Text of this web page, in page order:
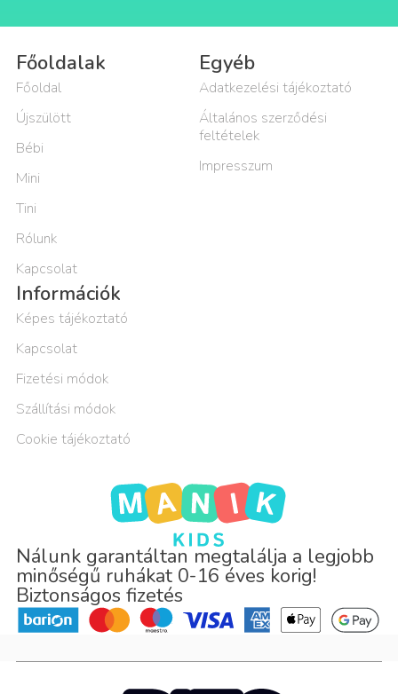
Nálunk garantáltan megtalálja a legjobb
minőségű ruhákat 0-16 éves korig!
Biztonságos fizetés
Főoldalak
Főoldal
Újszülött
Bébi
Mini
Tini
Rólunk
Kapcsolat
Egyéb
Adatkezelési tájékoztató
Általános szerződési
feltételek
Impresszum
Információk
Képes tájékoztató
Kapcsolat
Fizetési módok
Szállítási módok
Cookie tájékoztató